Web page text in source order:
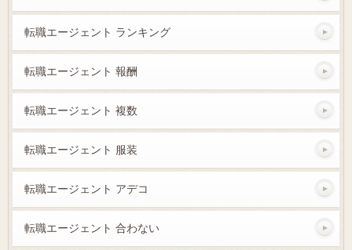
転職エージェント ランキング
転職エージェント 報酬
転職エージェント 複数
転職エージェント 服装
転職エージェント アデコ
転職エージェント 合わない